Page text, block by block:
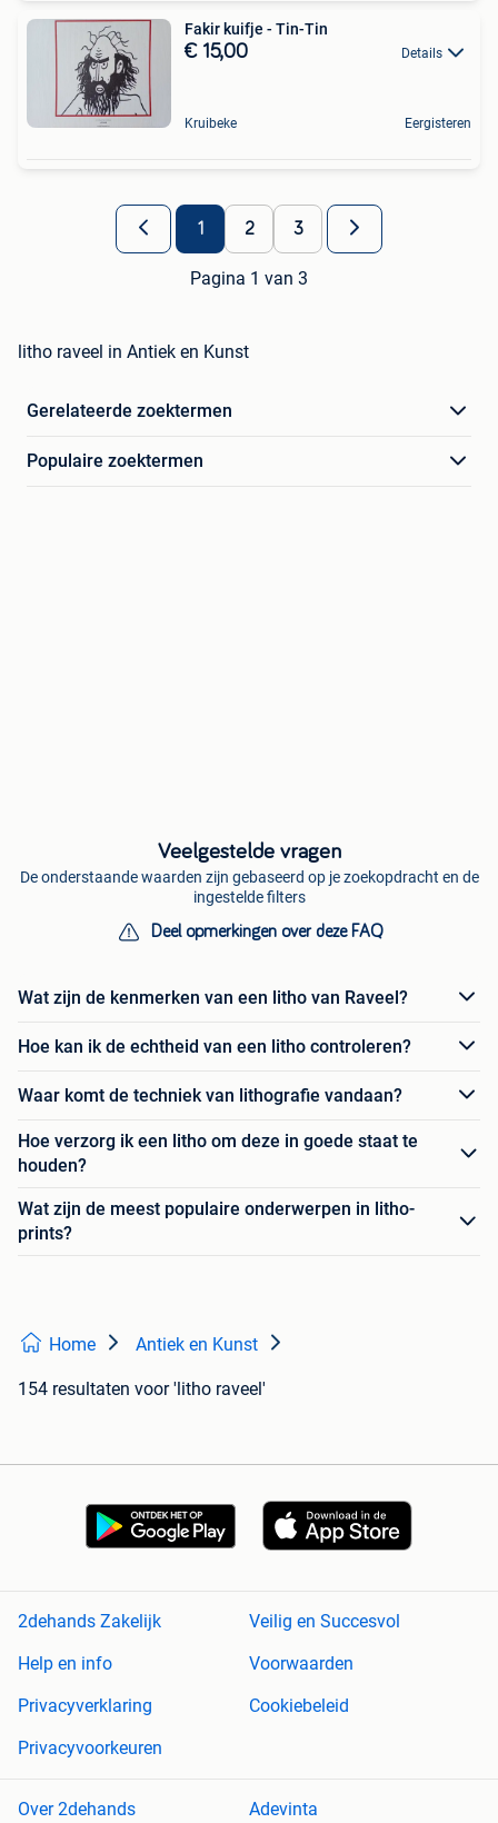
Fakir kuifje - Tin-Tin
€ 15,00 Details
Kruibeke Eergisteren
1 2 3
Pagina 1 van 3
litho raveel in Antiek en Kunst
Gerelateerde zoektermen
Populaire zoektermen
Veelgestelde vragen
De onderstaande waarden zijn gebaseerd op je zoekopdracht en de
ingestelde filters
Deel opmerkingen over deze FAQ
Wat zijn de kenmerken van een litho van Raveel?
Hoe kan ik de echtheid van een litho controleren?
Waar komt de techniek van lithografie vandaan?
Hoe verzorg ik een litho om deze in goede staat te
houden?
Wat zijn de meest populaire onderwerpen in litho-
prints?
Home Antiek en Kunst
154 resultaten voor 'litho raveel'
2dehands Zakelijk
Veilig en Succesvol
Help en info
Voorwaarden
Privacyverklaring
Cookiebeleid
Privacyvoorkeuren
Over 2dehands Adevinta